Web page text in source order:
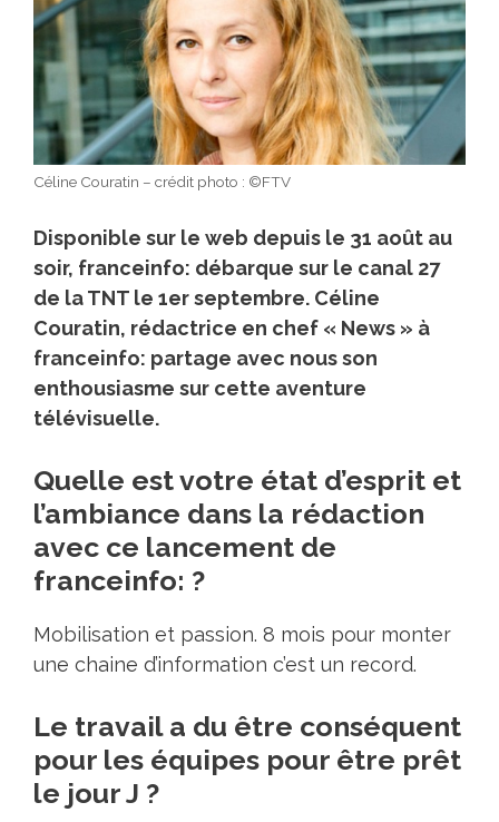
Céline Couratin – crédit photo : ©FTV
Disponible sur le web depuis le 31 août au
soir, franceinfo: débarque sur le canal 27
de la TNT le 1er septembre. Céline
Couratin, rédactrice en chef « News » à
franceinfo: partage avec nous son
enthousiasme sur cette aventure
télévisuelle.
Quelle est votre état d’esprit et
l’ambiance dans la rédaction
avec ce lancement de
franceinfo: ?
Mobilisation et passion. 8 mois pour monter
une chaine d’information c’est un record.
Le travail a du être conséquent
pour les équipes pour être prêt
le jour J ?